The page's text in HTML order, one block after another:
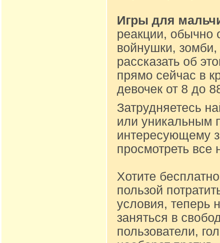
Игры для
реакции, обычно
войнушки, зомби,
рассказать об
прямо сейчас в
девочек от 8 до
Затрудняетесь
или уникальным
интересующему
просмотреть все
Хотите
пользой
условия, теперь
заняться в
пользователи,